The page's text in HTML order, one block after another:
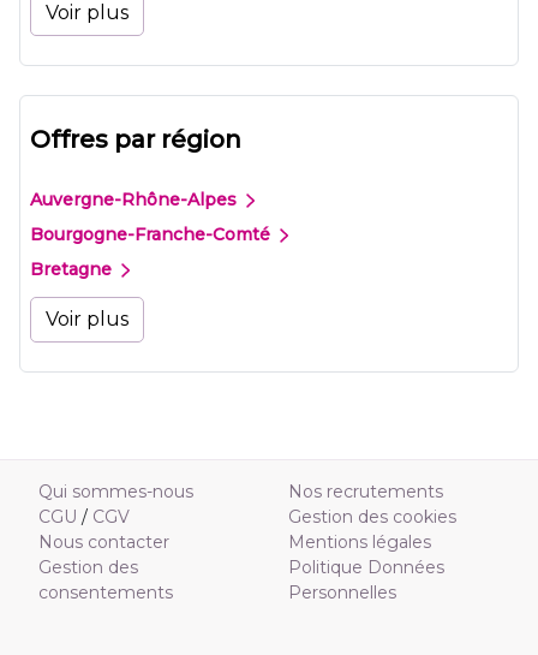
Voir plus
Offres par région
Auvergne-Rhône-Alpes
Bourgogne-Franche-Comté
Bretagne
Voir plus
Qui sommes-nous
CGU / CGV
Nous contacter
Gestion des
consentements
Nos recrutements
Gestion des cookies
Mentions légales
Politique Données
Personnelles